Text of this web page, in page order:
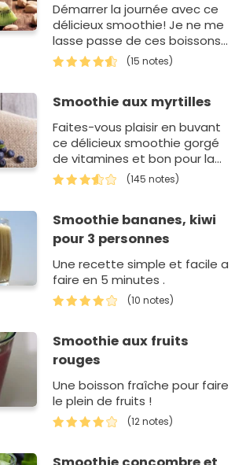
Démarrer la journée avec ce
délicieux smoothie! Je ne me
lasse passe de ces boissons
revigorantes du matin (ou à
toute heure!). Elles sont faciles
(15 notes)
Smoothie aux myrtilles
Faites-vous plaisir en buvant
ce délicieux smoothie gorgé
de vitamines et bon pour la
santé !
(145 notes)
Smoothie bananes, kiwi
pour 3 personnes
Une recette simple et facile a
faire en 5 minutes .
(10 notes)
Smoothie aux fruits
rouges
Une boisson fraîche pour faire
le plein de fruits !
(12 notes)